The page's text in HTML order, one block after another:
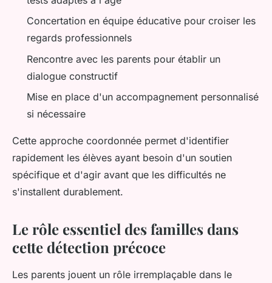
Concertation en équipe éducative pour croiser les
regards professionnels
Rencontre avec les parents pour établir un
dialogue constructif
Mise en place d'un accompagnement personnalisé
si nécessaire
Cette approche coordonnée permet d'identifier
rapidement les élèves ayant besoin d'un soutien
spécifique et d'agir avant que les difficultés ne
s'installent durablement.
Le rôle essentiel des familles dans
cette détection précoce
Les parents jouent un rôle irremplaçable dans le